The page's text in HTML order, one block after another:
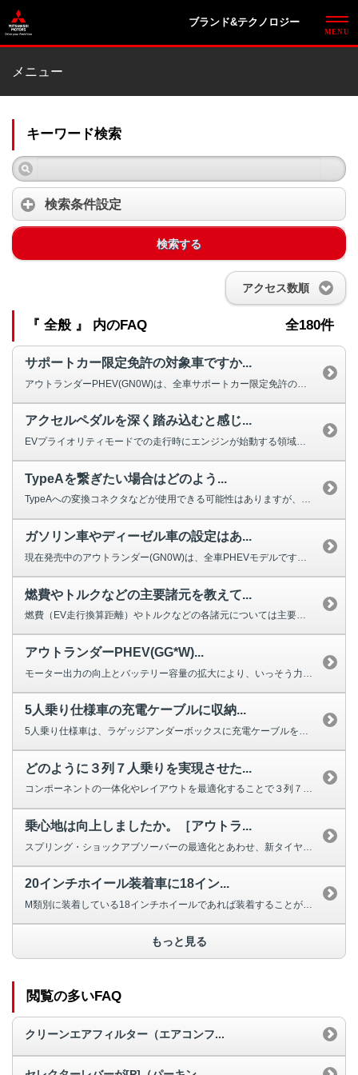
ブランド&テクノロジー
メニュー
キーワード検索
検索条件設定
検索する
アクセス数順
『 全般 』 内のFAQ 全180件
サポートカー限定免許の対象車ですか...
アクセルペダルを深く踏み込むと感じ...
EVプライオリティモードでの走行時にエンジンが始動する領域を分かりやすくす...
TypeAを繋ぎたい場合はどのよう...
TypeAへの変換コネクタなどが使用できる可能性はありますが、当社として動...
ガソリン車やディーゼル車の設定はあ...
現在発売中のアウトランダー(GN0W)は、全車PHEVモデルです。 ガソ...
燃費やトルクなどの主要諸元を教えて...
燃費（EV走行換算距離）やトルクなどの各諸元については主要諸元からご確認い...
アウトランダーPHEV(GG*W)...
5人乗り仕様車の充電ケーブルに収納...
5人乗り仕様車は、ラゲッジアンダーボックスに充電ケーブルを収納可能なスペー...
どのように３列７人乗りを実現させた...
コンポーネントの一体化やレイアウトを最適化することで３列７人乗りを実現しま...
乗心地は向上しましたか。［アウトラ...
20インチホイール装着車に18イン...
M類別に装着している18インチホイールであれば装着することが可能です。なお...
もっと見る
閲覧の多いFAQ
クリーンエアフィルター（エアコンフ...